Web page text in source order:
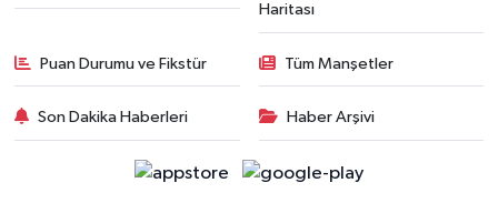
Haritası
Puan Durumu ve Fikstür Tüm Manşetler
Son Dakika Haberleri Haber Arşivi